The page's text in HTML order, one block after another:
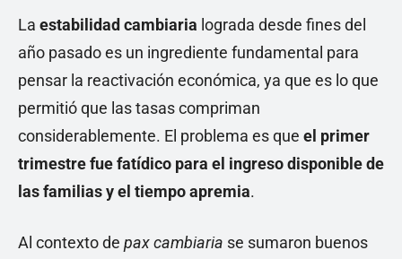
La estabilidad cambiaria lograda desde fines del
año pasado es un ingrediente fundamental para
pensar la reactivación económica, ya que es lo que
permitió que las tasas compriman
considerablemente. El problema es que el primer
trimestre fue fatídico para el ingreso disponible de
las familias y el tiempo apremia.
Al contexto de pax cambiaria se sumaron buenos